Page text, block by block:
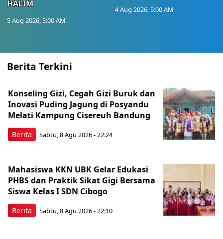
HALIM
5 Aug 2026, 5:00 AM
4 Aug 2026, 5:00 AM
Berita Terkini
Berita
Konseling Gizi, Cegah Gizi Buruk dan
Inovasi Puding Jagung di Posyandu
Melati Kampung Cisereuh Bandung
Sabtu, 8 Agu 2026 - 22:24
Berita
Mahasiswa KKN UBK Gelar Edukasi
PHBS dan Praktik Sikat Gigi Bersama
Siswa Kelas I SDN Cibogo
Sabtu, 8 Agu 2026 - 22:10